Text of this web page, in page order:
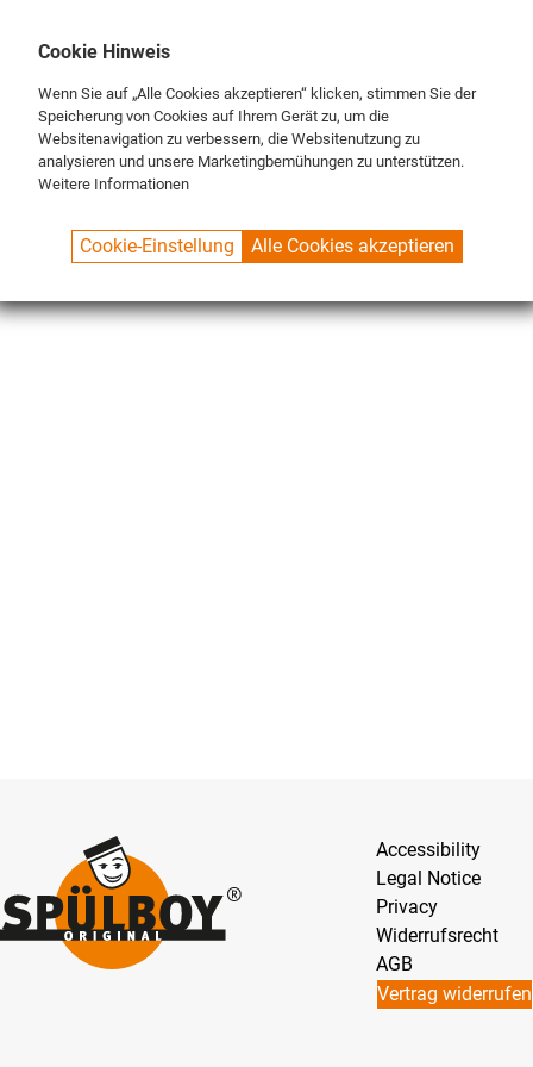
SPUELBOY.DE SHOP NU® LINE DETERGENTS
Accessibility
Legal Notice
Privacy
Widerrufsrecht
AGB
Vertrag widerrufen
Cookie Hinweis
Wenn Sie auf „Alle Cookies akzeptieren“ klicken, stimmen Sie der
Speicherung von Cookies auf Ihrem Gerät zu, um die
Websitenavigation zu verbessern, die Websitenutzung zu
analysieren und unsere Marketingbemühungen zu unterstützen.
Weitere Informationen
Cookie-Einstellung Alle Cookies akzeptieren